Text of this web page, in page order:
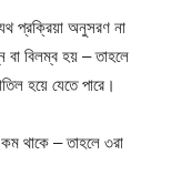
প্রক্রিয়া অনুসরণ না
বা বিলম্ব হয় – তাহলে
হয়ে যেতে পারে।
কম থাকে – তাহলে ৩রা